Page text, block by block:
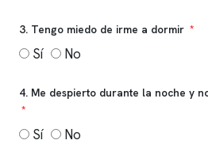
3. Tengo miedo de irme a dormir
Sí No
4. Me despierto durante la noche y
Sí No